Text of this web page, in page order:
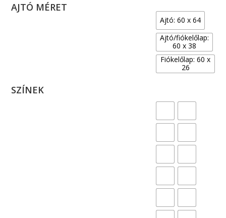
AJTÓ MÉRET
Ajtó: 60 x 64
Ajtó/fiókelőlap:
60 x 38
Fiókelőlap: 60 x
26
SZÍNEK